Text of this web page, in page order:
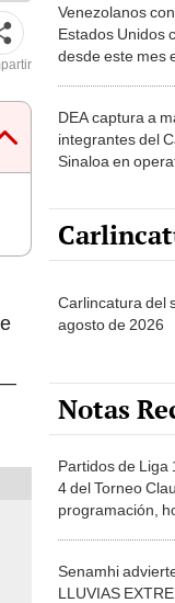
Venezolanos
Estados Unidos
desde este mes
DEA captura a
integrantes del
Sinaloa en
armas
Carlincatura del
agosto de 2026
Notas
Partidos de Liga
4 del Torneo
programación,
Senamhi
LLUVIAS